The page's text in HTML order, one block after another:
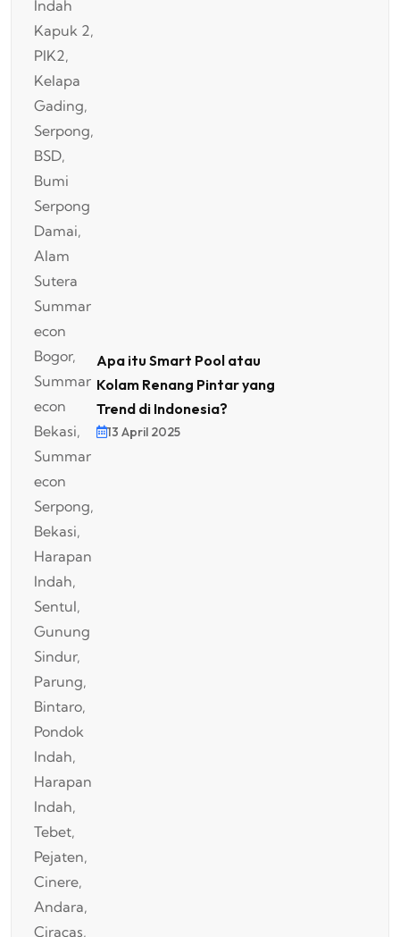
Apa itu Smart Pool atau
Kolam Renang Pintar yang
Trend di Indonesia?
13 April 2025